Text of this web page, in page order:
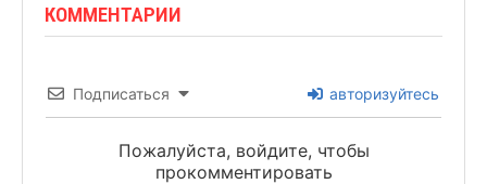
КОММЕНТАРИИ
Подписаться авторизуйтесь
Пожалуйста, войдите, чтобы
прокомментировать